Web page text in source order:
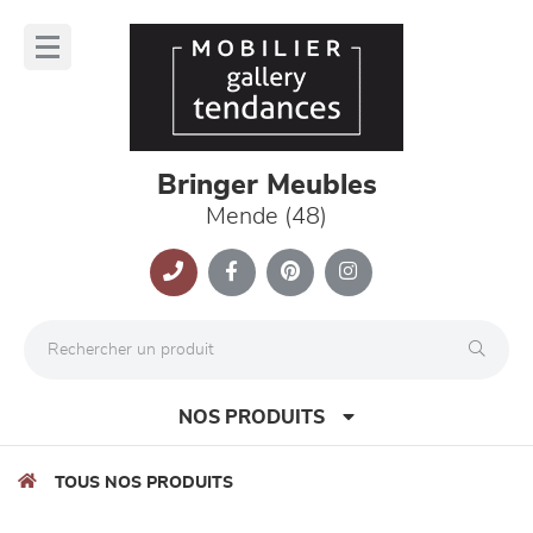
Bringer Meubles
Mende (48)
NOS PRODUITS
TOUS NOS PRODUITS